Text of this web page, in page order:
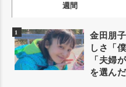
週間
金田朋
しさ「
「夫婦
を選んだ